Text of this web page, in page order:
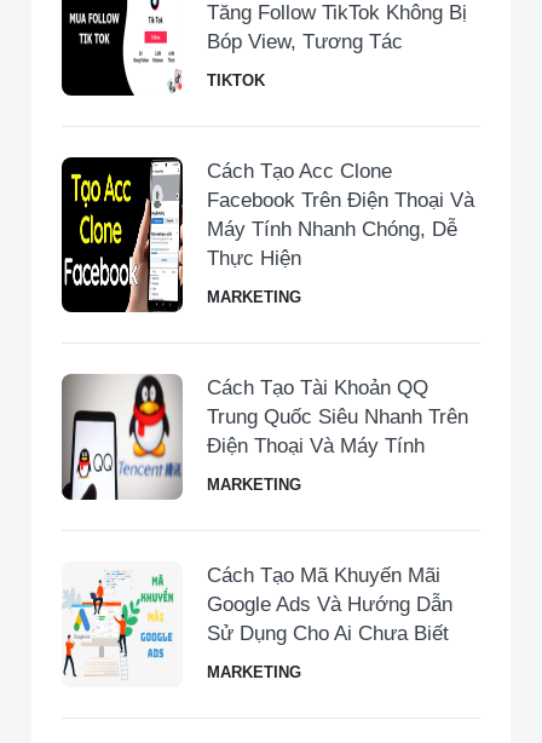
Tăng Follow TikTok Không Bị
Bóp View, Tương Tác
TIKTOK
Cách Tạo Acc Clone
Facebook Trên Điện Thoại Và
Máy Tính Nhanh Chóng, Dễ
Thực Hiện
MARKETING
Cách Tạo Tài Khoản QQ
Trung Quốc Siêu Nhanh Trên
Điện Thoại Và Máy Tính
MARKETING
Cách Tạo Mã Khuyến Mãi
Google Ads Và Hướng Dẫn
Sử Dụng Cho Ai Chưa Biết
MARKETING